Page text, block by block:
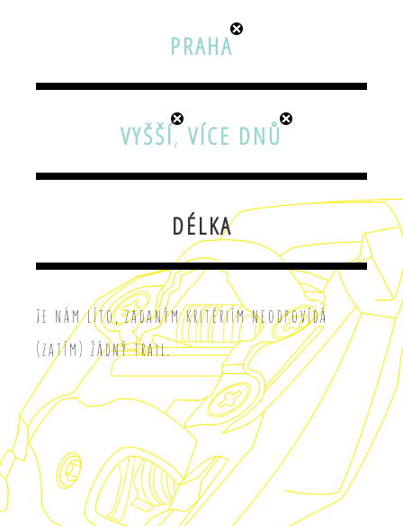
PRAHA
VYŠŠÍ, VÍCE DNŮ
DÉLKA
Je nám líto, zadaným kritériím neodpovídá
(zatím) žádný trail.